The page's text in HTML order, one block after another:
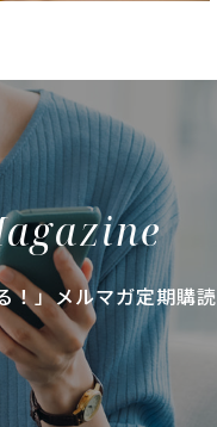
！」メルマガ定期購読